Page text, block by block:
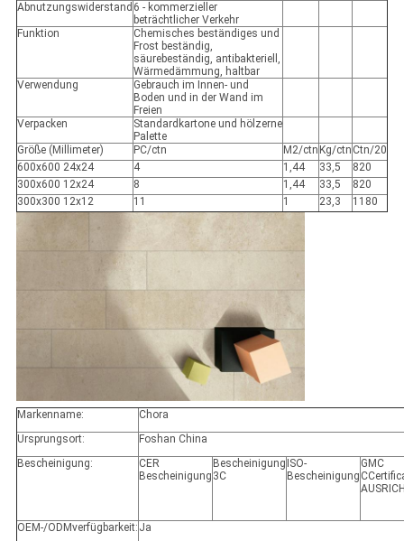
Abnutzungswiderstand 6 - kommerzieller
beträchtlicher Verkehr
Funktion
Chemisches beständiges und
Frost beständig,
säurebeständig, antibakteriell,
Wärmedämmung, haltbar
Verwendung
Gebrauch im Innen- und
Boden und in der Wand im
Freien
Verpacken
Standardkartone und hölzerne
Palette
Größe (Millimeter)
PC/ctn M2/ctn Kg/ctn Ctn/20
600x600 24x24
4 1,44 33,5
820
300x600 12x24
8 1,44 33,5
820
300x300 12x12
11 1 23,3 1180
Markenname:
Chora
Ursprungsort:
Foshan China
Bescheinigung:
CER
Bescheinigung
Bescheinigung
3C
ISO-
Bescheinigung
GMC
OEM-/ODMverfügbarkeit: Ja